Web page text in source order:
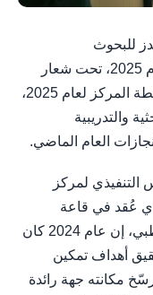
للبحوث
والاستشارات، الملتقى السنوي الأول لعام 2025، تحت شعار
“تمكين الشباب”، الذي استعرض رؤية وخطة المركز لعام 2025،
والتدريبية
العام الماضي.
التنفيذي لمركز
عُقد في قاعة
المؤتمرات الكبرى بمقر "تريندز" في أبوظبي، إن عام 2024 كان
أهداف تمكين
مكانته جهة رائدة